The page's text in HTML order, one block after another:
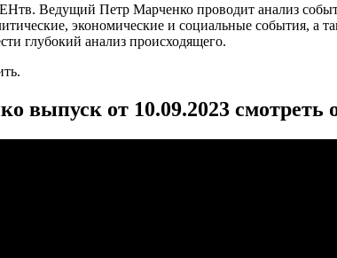
Ведущий Петр Марченко проводит анализ
экономические и социальные события, а
глубокий анализ происходящего.
выпуск от 10.09.2023 смотреть